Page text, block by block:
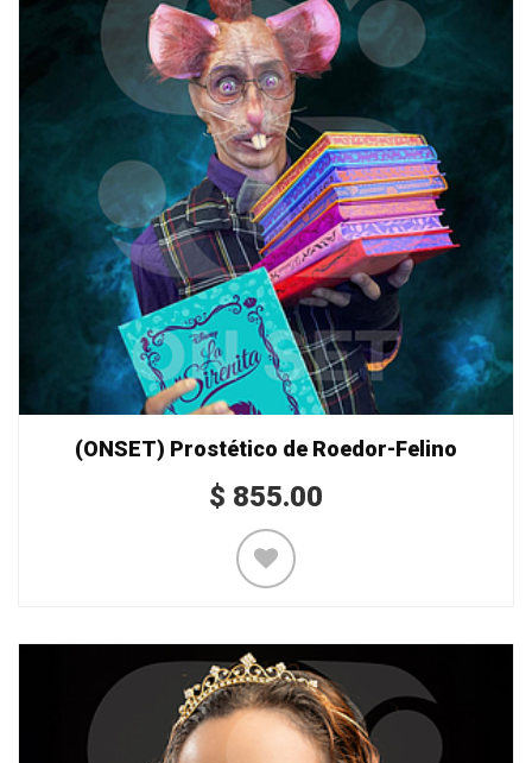
(ONSET) Prostético de Roedor-Felino
$ 855.00